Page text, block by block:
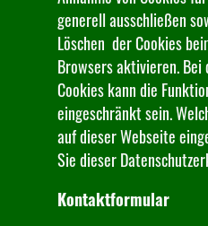
generell ausschließen
Löschen der Cookies
Browsers aktivieren.
Cookies kann die
eingeschränkt sein.
auf dieser Webseite
Sie dieser
Kontaktformular